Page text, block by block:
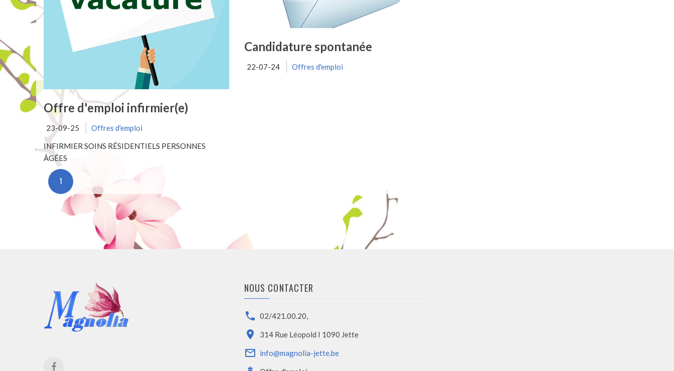
Offre d'emploi infirmier(e)
23-09-25
Offres d'emploi
INFIRMIER SOINS RÉSIDENTIELS PERSONNES
ÂGÉES
Candidature spontanée
22-07-24 Offres d'emploi
1
NOUS CONTACTER
02/421.00.20,
314 Rue Léopold I 1090 Jette
info@magnolia-jette.be